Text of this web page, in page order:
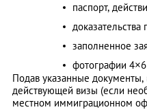
паспорт,
заполненное
фотографии
Подав указанные документы,
действующей визы (если
местном иммиграционном